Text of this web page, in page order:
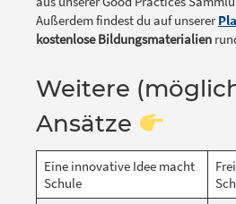
Außerdem findest du auf unserer
kostenlose Bildungsmaterialien
Weitere
Ansätze
Eine innovative Idee macht
Schule